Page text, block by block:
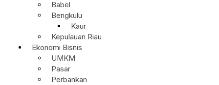
Babel
Bengkulu
Kaur
Kepulauan Riau
Ekonomi Bisnis
UMKM
Pasar
Perbankan